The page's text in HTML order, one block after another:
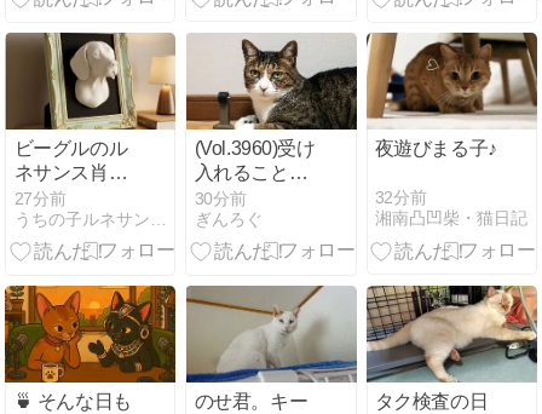
ビーグルのル
ネサンス肖像
画壁掛けレリ
ーフができま
した！
27分前
(Vol.3960)受け
入れることか
ら始めましょ
う！銀二
30分前
ぎんろぐ
夜遊びまる子♪
32分前
湘南凸凹柴・猫日記
🍵 そんな日も
のせ君。キー
タク検査の日